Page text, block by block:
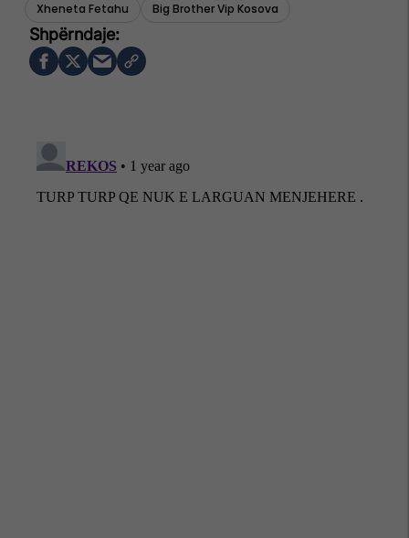
Xheneta Fetahu Big Brother Vip Kosova